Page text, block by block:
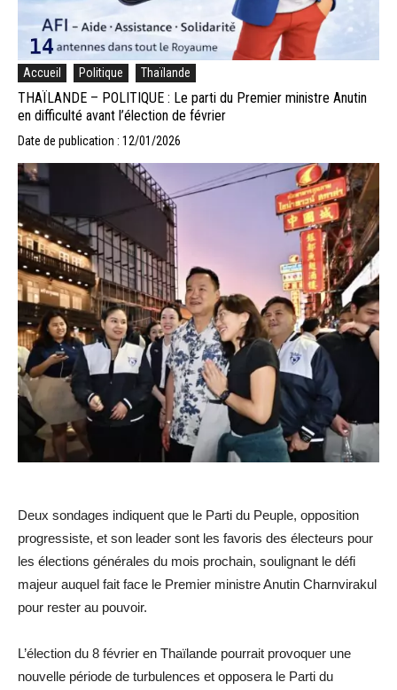
Accueil Politique Thaïlande
THAÏLANDE – POLITIQUE : Le parti du Premier ministre Anutin
en difficulté avant l’élection de février
Date de publication : 12/01/2026
Deux sondages indiquent que le Parti du Peuple, opposition
progressiste, et son leader sont les favoris des électeurs pour
les élections générales du mois prochain, soulignant le défi
majeur auquel fait face le Premier ministre Anutin Charnvirakul
pour rester au pouvoir.
L’élection du 8 février en Thaïlande pourrait provoquer une
nouvelle période de turbulences et opposera le Parti du